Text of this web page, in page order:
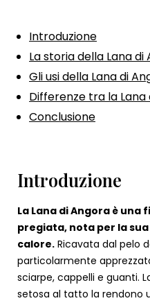
Introduzione
La storia della Lana di
Gli usi della Lana di
Differenze tra la
Conclusione
Introduzione
La Lana di Angora è
pregiata, nota per la
calore. Ricavata dal pelo
particolarmente
sciarpe, cappelli e guanti.
setosa al tatto la rendono